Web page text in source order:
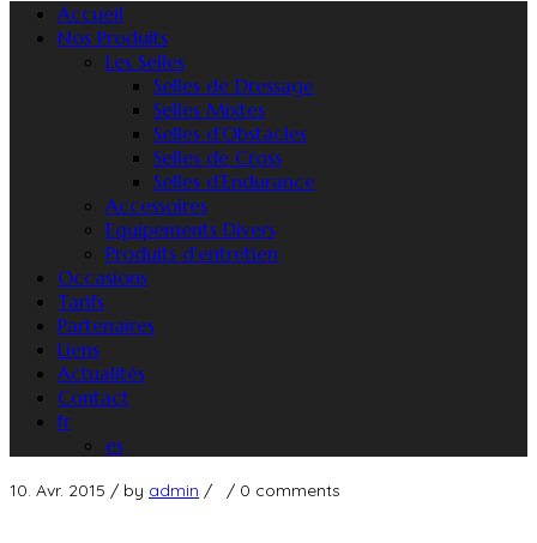
Accueil
Nos Produits
Les Selles
Selles de Dressage
Selles Mixtes
Selles d’Obstacles
Selles de Cross
Selles d’Endurance
Accessoires
Equipements Divers
Produits d’entretien
Occasions
Tarifs
Partenaires
Liens
Actualités
Contact
fr
es
10. Avr. 2015 / by admin / / 0 comments